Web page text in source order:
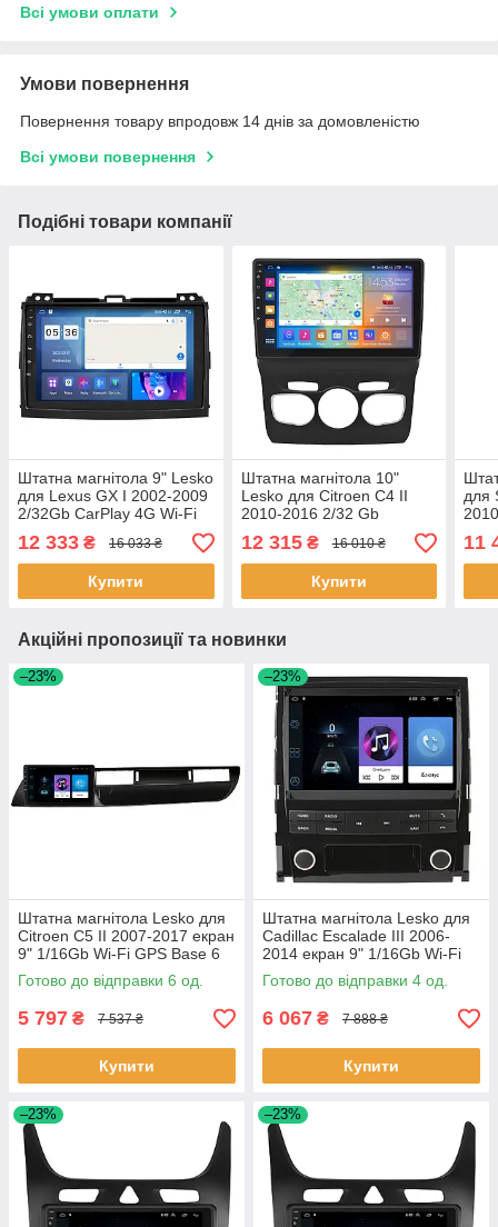
Всі умови оплати
Умови повернення
Повернення товару впродовж 14 днів за домовленістю
Всі умови повернення
Подібні товари компанії
Штатна магнітола 9" Lesko
для Lexus GX I 2002-2009
2/32Gb CarPlay 4G Wi-Fi
Лексус 2 шт.
12 333 ₴ 16 033 ₴
Купити
Штатна магнітола 10"
Lesko для Citroen C4 II
2010-2016 2/32 Gb
Prime Ситроен 10 шт.
12 315₴ 16 010 ₴
Купити
для
11
Акційні пропозиції та новинки
–23%
Штатна магнітола Lesko для
Citroen C5 II 2007-2017 екран
9" 1/16Gb Wi-Fi GPS Base 6
шт.
Готово до відправки 6 од.
5 797 ₴ 7 537 ₴
Купити
–23%
Штатна магнітола Lesko для
Cadillac Escalade III 2006-
2014 екран 9" 1/16Gb Wi-Fi
GPS Base Каміллак 4 шт.
Готово до відправки 4 од.
6 067 ₴ 7 888 ₴
Купити
–23% –23%